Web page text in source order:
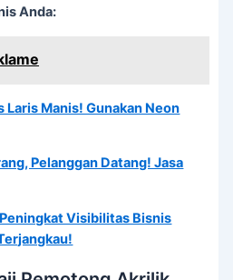
Anda:
Laris Manis! Gunakan Neon
Pelanggan Datang! Jasa
Visibilitas Bisnis